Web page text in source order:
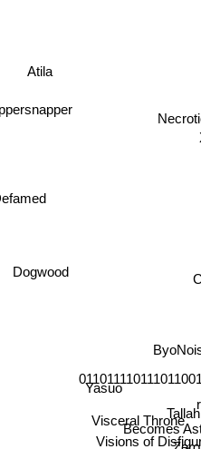
Tallah
Atila
Visceral Throne
Yasuo
Becomes
Dogwood
Visions of